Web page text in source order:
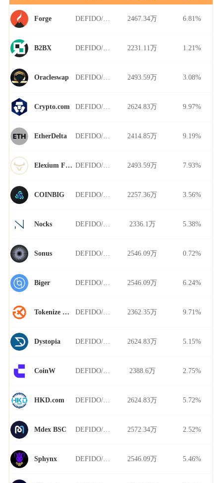
Forge 2467.34万 6.81%
B2BX 2231.11万 1.21%
Oracleswap 2493.59万 3.08%
Crypto.com 2624.83万 9.97%
EtherDelta 2414.85万 9.19%
Elexium Finance 2493.59万 7.93%
COINBIG 2257.36万 3.56%
Nocks 2336.1万 5.38%
Sonus 2546.09万 0.72%
Biger 2546.09万 6.24%
Tokenize Xchange 2362.35万 9.71%
Dystopia 2624.83万 5.15%
CoinW 2388.6万 2.75%
HKD.com 2624.83万 5.72%
Mdex BSC 2572.34万 2.52%
Sphynx 2546.09万 5.46%